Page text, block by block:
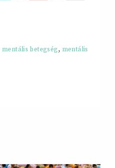
mentális betegség, mentális